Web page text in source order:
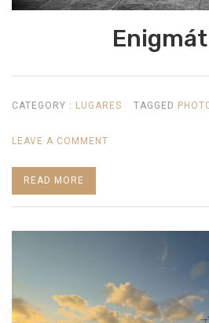
CATEGORY : LUGARES TAGGED
LEAVE A COMMENT
READ MORE